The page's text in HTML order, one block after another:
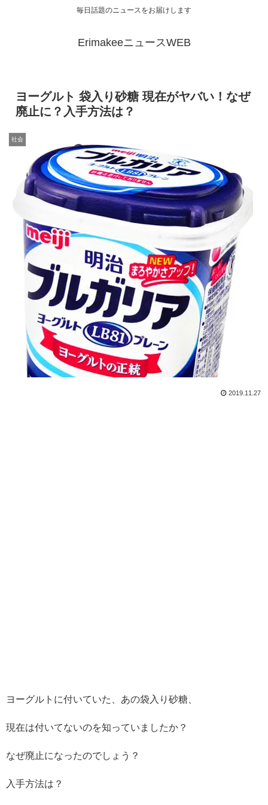
毎日話題のニュースをお届けします
ErimakeeニュースWEB
ヨーグルト 袋入り砂糖 現在がヤバい！なぜ
廃止に？入手方法は？
社会
2019.11.27
ヨーグルトに付いていた、あの袋入り砂糖、
現在は付いてないのを知っていましたか？
なぜ廃止になったのでしょう？
入手方法は？